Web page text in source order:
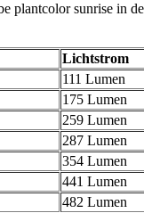
sunrise in
Lichtstrom
111 Lumen
175 Lumen
259 Lumen
287 Lumen
354 Lumen
441 Lumen
482 Lumen